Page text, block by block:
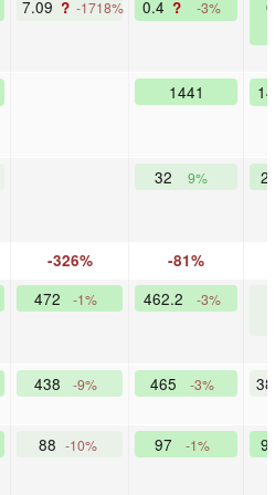
7.09 ? -1718% 0.4 ? -3%
1441
32 9%
-326% -81%
472 -1% 462.2 -3%
438 -9% 465 -3%
88 -10% 97 -1%